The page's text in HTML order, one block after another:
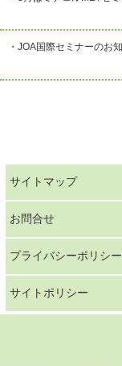
・JOA国際セミナーのお
サイトマップ
お問合せ
プライバシーポリシー
サイトポリシー